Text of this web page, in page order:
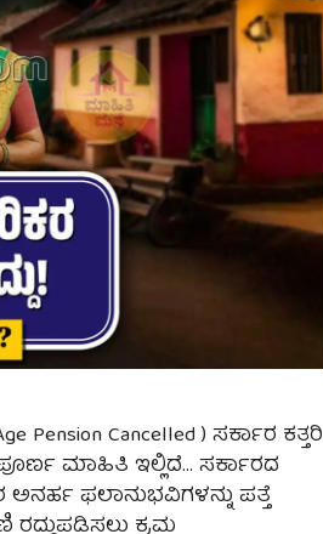
Pension Cancelled ) ಸರ್ಕಾರ ಕತ್ತರಿ
ಮಾಹಿತಿ ಇಲ್ಲಿದೆ… ಸರ್ಕಾರದ
ಅನರ್ಹ ಫಲಾನುಭವಿಗಳನ್ನು ಪತ್ತೆ